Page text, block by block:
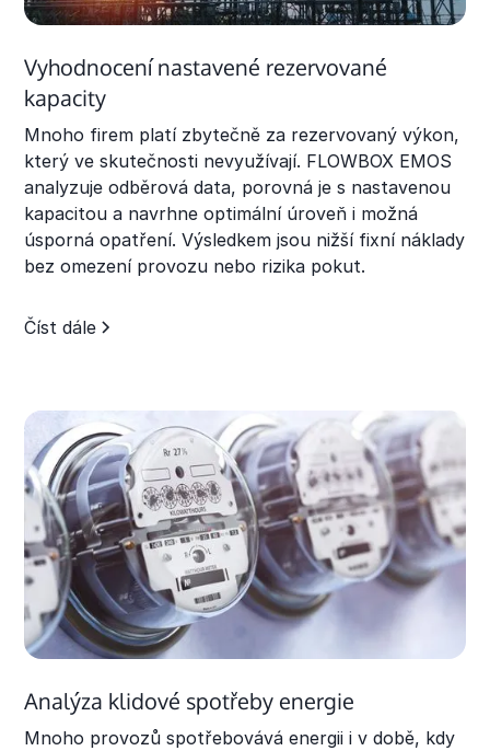
Vyhodnocení nastavené rezervované
kapacity
Mnoho firem platí zbytečně za rezervovaný výkon,
který ve skutečnosti nevyužívají. FLOWBOX EMOS
analyzuje odběrová data, porovná je s nastavenou
kapacitou a navrhne optimální úroveň i možná
úsporná opatření. Výsledkem jsou nižší fixní náklady
bez omezení provozu nebo rizika pokut.
Číst dále
Analýza klidové spotřeby energie
Mnoho provozů spotřebovává energii i v době, kdy